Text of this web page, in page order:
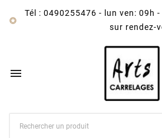

Tél : 0490255476 -
lun ven: 09h
sur rendez-
